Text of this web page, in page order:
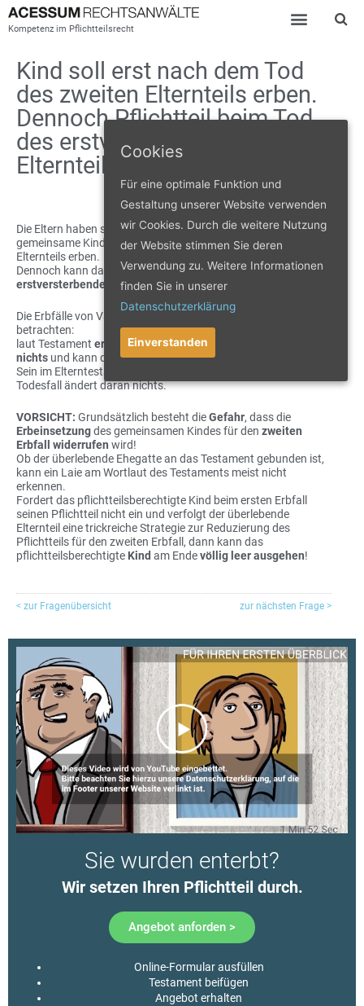
Kompetenz im Pflichtteilsrecht
Kind soll erst nach dem Tod
des zweiten Elternteils erben.
Dennoch Pflichtteil beim Tod
des erstversterbenden
Elternteils?
Die Eltern haben sich gegenseitig als Erben eingesetzt. Das
gemeinsame Kind soll erst nach dem Tod des zweiten
Elternteils erben.
Dennoch kann das Kind hier seinenPflichtteil beim Tod des
erstversterbenden Elternteilsverlangen!
Die Erbfälle von Vater und Mutter des Kindes sind getrennt zu
betrachten:
laut Testament erbt dasKindbeim Tod des
nichts und kann damit seinenPflichtteil
Sein im Elterntestament bestimmtes Erbrecht für den zweiten
Todesfall ändert daran nichts.
VORSICHT: Grundsätzlich besteht dieGefahr, dass die
Erbeinsetzungdes gemeinsamen Kindes für den zweiten
Erbfall widerrufen wird!
Ob der überlebende Ehegatte an das Testament gebunden ist,
kann ein Laie am Wortlaut des Testaments meist nicht
erkennen.
Fordert das pflichtteilsberechtigte Kind beim ersten Erbfall
seinen Pflichtteil nicht ein und verfolgt der überlebende
Elternteil eine trickreiche Strategie zur Reduzierung des
Pflichtteils für den zweiten Erbfall, dann kann das
pflichtteilsberechtigte Kind am Endevöllig leer ausgehen!
< zur Fragenübersicht zur nächsten Frage >
Sie wurden enterbt?
Wir setzen Ihren Pflichtteil durch.​
Angebot anforden >
Online-Formular ausfüllen
Testament beifügen
Angebot erhalten
Cookies
Für eine optimale Funktion und
Gestaltung unserer Website verwenden
wir Cookies. Durch die weitere Nutzung
der Website stimmen Sie deren
Verwendung zu. Weitere Informationen
finden Sie in unserer
Datenschutzerklärung
Einverstanden